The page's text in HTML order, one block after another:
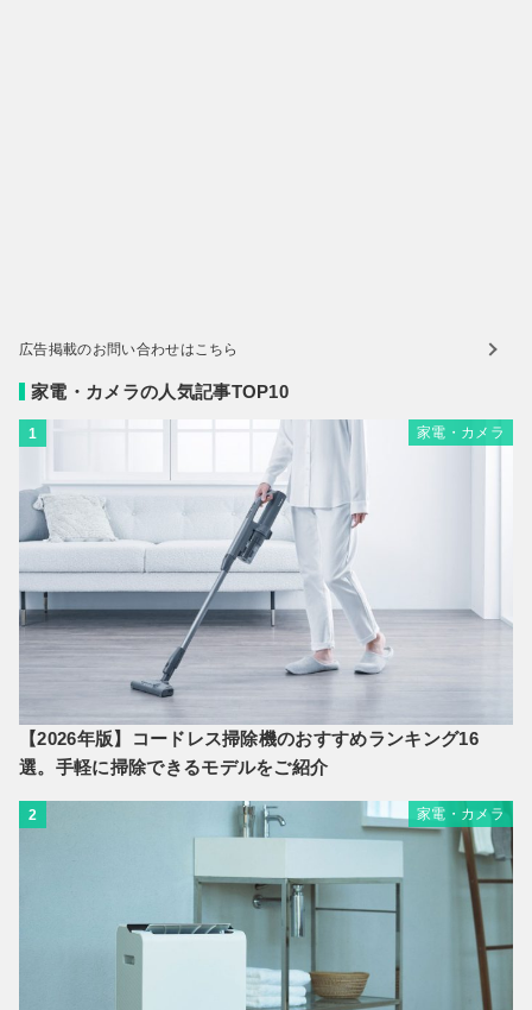
広告掲載のお問い合わせはこちら
家電・カメラの人気記事TOP10
1 家電・カメラ
【2026年版】コードレス掃除機のおすすめランキング16
選。手軽に掃除できるモデルをご紹介
2 家電・カメラ